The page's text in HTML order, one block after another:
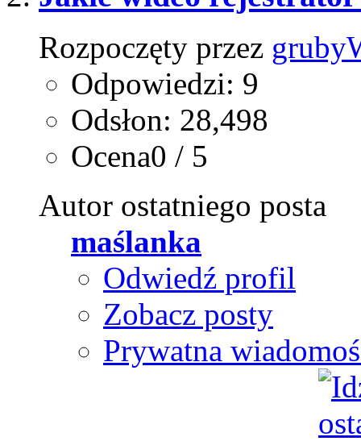
Rozpoczęty przez
Odpowiedzi: 9
Odsłon: 28,498
Ocena0 / 5
Autor ostatniego posta
maślanka
Odwiedź profil
Zobacz posty
Prywatna